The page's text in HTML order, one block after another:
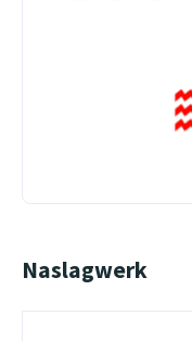
Naslagwerk